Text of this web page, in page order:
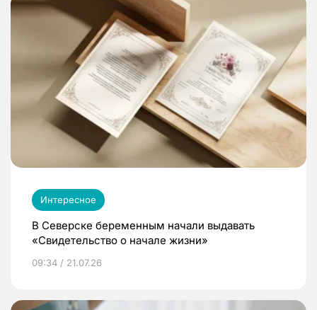
Интересное
В Северске беременным начали выдавать
«Свидетельство о начале жизни»
09:34 / 21.07.26